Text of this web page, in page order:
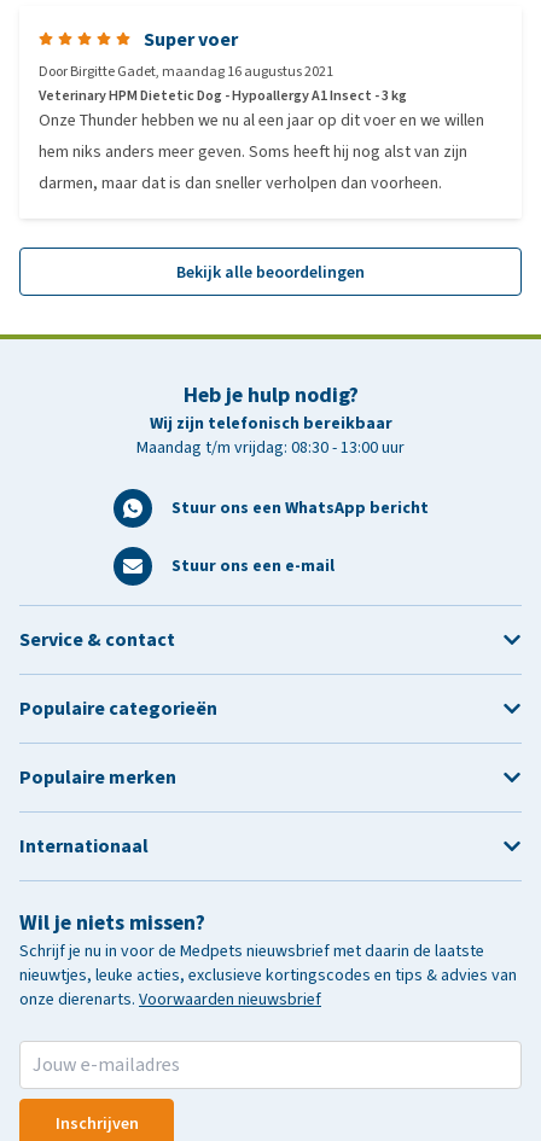
Super voer
DoorBirgitte Gadet, maandag 16 augustus 2021
Veterinary HPM Dietetic Dog - Hypoallergy A1 Insect - 3 kg
Onze Thunder hebben we nu al een jaar op dit voer en we willen
hem niks anders meer geven. Soms heeft hij nog alst van zijn
darmen, maar dat is dan sneller verholpen dan voorheen.
Bekijk alle beoordelingen
Heb je hulp nodig?
Wij zijn telefonisch bereikbaar
Maandag t/m vrijdag: 08:30 - 13:00 uur
Stuur ons een WhatsApp bericht
Stuur ons een e-mail
Wil je niets missen?
Schrijf je nu in voor de Medpets nieuwsbrief met daarin de laatste
nieuwtjes, leuke acties, exclusieve kortingscodes en tips & advies van
onze dierenarts. Voorwaarden nieuwsbrief
Inschrijven
Service & contact
Populaire categorieën
Populaire merken
Internationaal